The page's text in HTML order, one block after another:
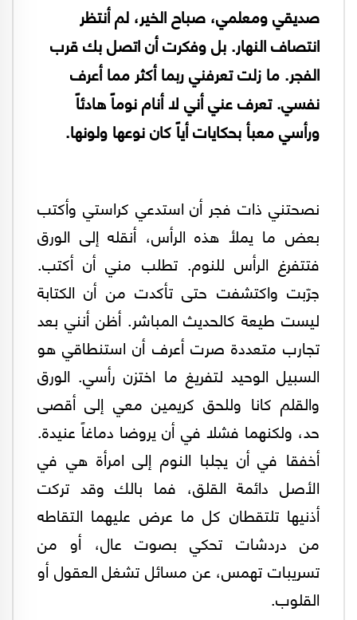
صديقي ومعلمي، صباح الخير، لم أنتظر
انتصاف النهار. بل وفكرت أن اتصل بك قرب
الفجر. ما زلت تعرفني ربما أكثر مما أعرف
نفسي. تعرف عني أني لا أنام نوماً هادئاً
ورأسي معبأ بحكايات أياً كان نوعها ولونها.
نصحتني ذات فجر أن استدعي كراستي وأكتب
بعض ما يملأ هذه الرأس، أنقله إلى الورق
فتتفرغ الرأس للنوم. تطلب مني أن أكتب.
جرّبت واكتشفت حتى تأكدت من أن الكتابة
ليست طيعة كالحديث المباشر. أظن أنني بعد
تجارب متعددة صرت أعرف أن استنطاقي هو
السبيل الوحيد لتفريغ ما اختزن رأسي. الورق
والقلم كانا وللحق كريمين معي إلى أقصى
حد، ولكنهما فشلا في أن يروضا دماغاً عنيدة.
أخفقا في أن يجلبا النوم إلى امرأة هي في
الأصل دائمة القلق، فما بالك وقد تركت
أذنيها تلتقطان كل ما عرض عليهما التقاطه
من دردشات تحكي بصوت عال، أو من
تسريبات تهمس، عن مسائل تشغل العقول أو
القلوب.